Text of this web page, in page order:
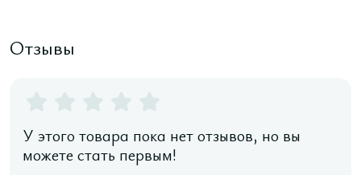
Отзывы
У этого товара пока нет отзывов, но вы
можете стать первым!